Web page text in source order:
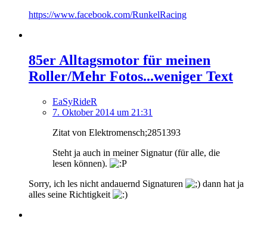
https://www.facebook.com/RunkelRacing
85er Alltagsmotor für meinen
Roller/Mehr Fotos...weniger Text
EaSyRideR
7. Oktober 2014 um 21:31
Zitat von Elektromensch;2851393
Steht ja auch in meiner Signatur (für alle, die
lesen können).
Sorry, ich les nicht andauernd Signaturen
dann hat ja
alles seine Richtigkeit